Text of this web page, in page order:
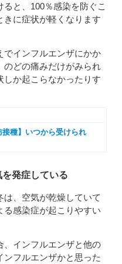
と、100％感染を防ぐこ
きに症状が軽くなります
でインフルエンザにかか
のどの痛みだけがみられ
しか起こらなかったりす
接種】いつから受けられ
発症している
、空気が乾燥していて
る感染症が起こりやすい
、インフルエンザと他の
フルエンザかと思った